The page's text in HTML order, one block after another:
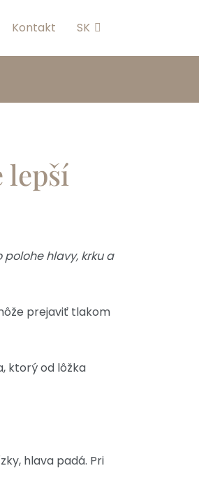
Kontakt SK
lepší
hlavy, krku a
prejaviť tlakom
ktorý od lôžka
hlava padá. Pri